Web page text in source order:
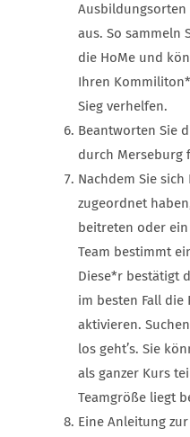
Ausbildungsorten
aus. So sammeln
die HoMe und
Ihren
Sieg verhelfen.
Beantworten Sie
durch Merseburg
Nachdem Sie
zugeordnet
beitreten oder ein
Team bestimmt
Diese*r bestätigt
im besten Fall
aktivieren.
los geht’s. Sie
als ganzer Kurs
Teamgröße liegt
Eine Anleitung